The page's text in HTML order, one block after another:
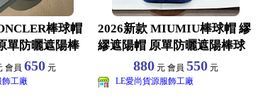
棒球帽
單防曬遮陽棒
會員 650元
飾工廠
2026新款 MIUMIU棒球帽 繆
繆遮陽帽 原單防曬遮陽棒球
880元 會員 550元
LE愛尚貨源服飾工廠